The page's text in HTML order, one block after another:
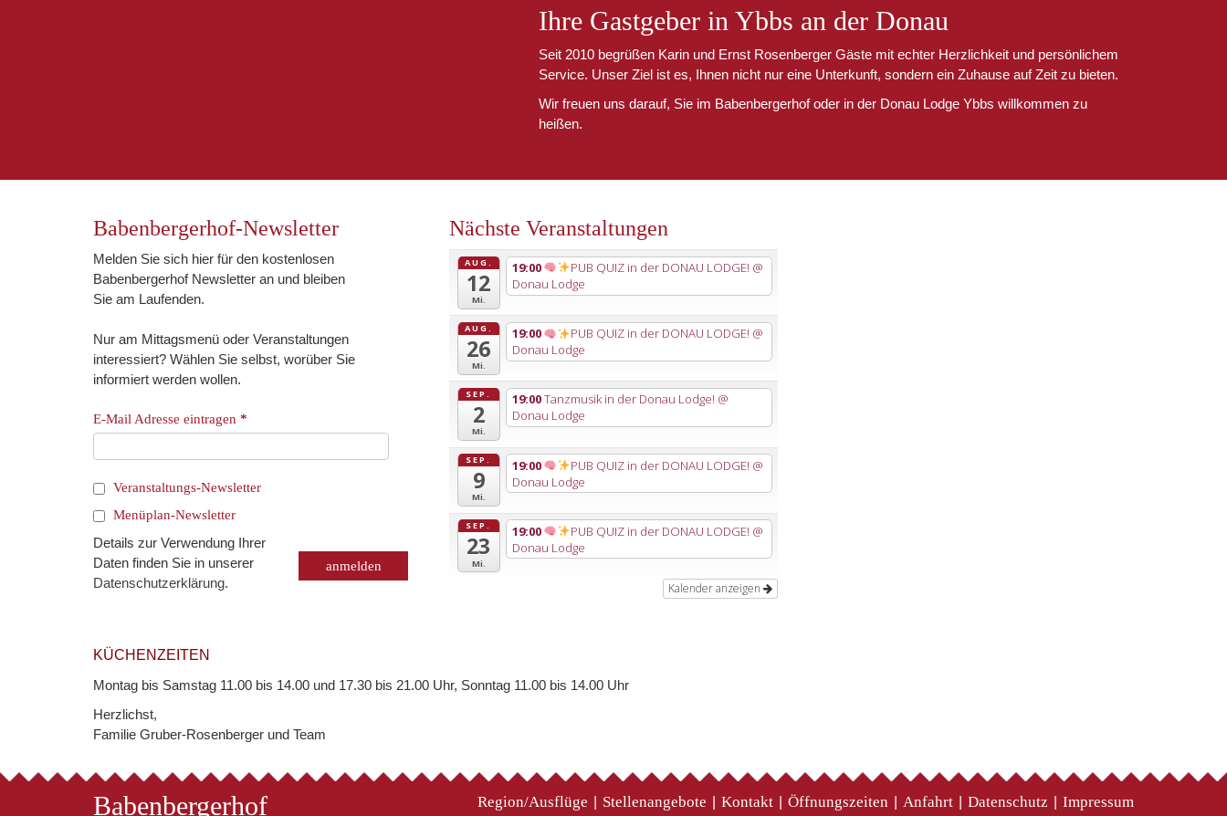
Ihre Gastgeber in Ybbs an der Donau
Seit 2010 begrüßen Karin und Ernst Rosenberger Gäste mit echter Herzlichkeit und persönlichem
Service. Unser Ziel ist es, Ihnen nicht nur eine Unterkunft, sondern ein Zuhause auf Zeit zu bieten.
Wir freuen uns darauf, Sie im Babenbergerhof oder in der Donau Lodge Ybbs willkommen zu
heißen.
Babenbergerhof-Newsletter
Melden Sie sich hier für den kostenlosen
Babenbergerhof Newsletter an und bleiben
Sie am Laufenden.
Nur am Mittagsmenü oder Veranstaltungen
interessiert? Wählen Sie selbst, worüber Sie
informiert werden wollen.
E-Mail Adresse eintragen *
Veranstaltungs-Newsletter
Menüplan-Newsletter
Details zur Verwendung Ihrer
Daten finden Sie in unserer
Datenschutzerklärung.
Nächste Veranstaltungen
AUG.
12
Mi.
19:00 PUB QUIZ in der DONAU LODGE! @
Donau Lodge
AUG.
26
Mi.
19:00 PUB QUIZ in der DONAU LODGE! @
Donau Lodge
SEP.
2
Mi.
19:00Tanzmusik in der Donau Lodge! @
Donau Lodge
SEP.
9
Mi.
19:00 PUB QUIZ in der DONAU LODGE! @
Donau Lodge
SEP.
23
Mi.
19:00 PUB QUIZ in der DONAU LODGE! @
Donau Lodge
Kalender anzeigen
KÜCHENZEITEN
Montag bis Samstag 11.00 bis 14.00 und 17.30 bis 21.00 Uhr, Sonntag 11.00 bis 14.00 Uhr
Herzlichst,
Familie Gruber-Rosenberger und Team
Babenbergerhof Region/Ausflüge Stellenangebote Kontakt Öffnungszeiten Anfahrt Datenschutz Impressum